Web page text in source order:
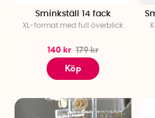
Sminkställ 14 fack
XL-format med full överblick
140 kr 179 kr
Köp